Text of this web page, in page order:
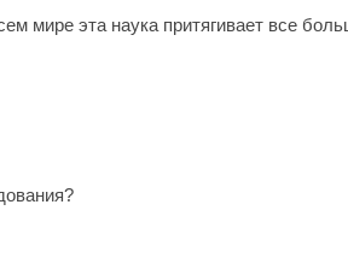
мире эта наука притягивает все